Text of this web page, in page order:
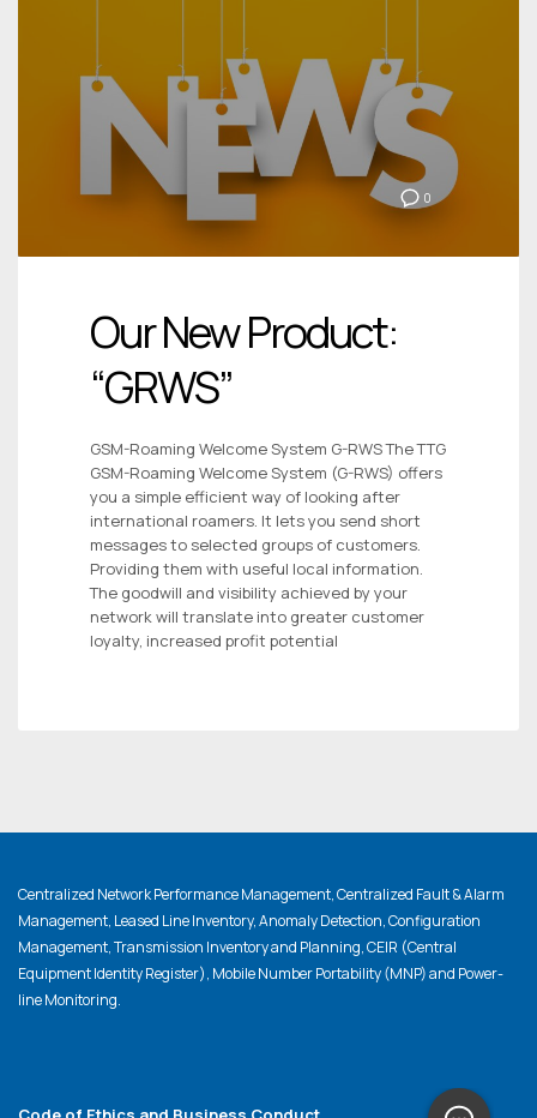
0
Our New Product:
“GRWS”
GSM-Roaming Welcome System G-RWS The TTG
GSM-Roaming Welcome System (G-RWS) offers
you a simple efficient way of looking after
international roamers. It lets you send short
messages to selected groups of customers.
Providing them with useful local information.
The goodwill and visibility achieved by your
network will translate into greater customer
loyalty, increased profit potential
Centralized Network Performance Management, Centralized Fault & Alarm
Management, Leased Line Inventory, Anomaly Detection, Configuration
Management, Transmission Inventory and Planning, CEIR (Central
Equipment Identity Register), Mobile Number Portability (MNP) and Power-
line Monitoring.